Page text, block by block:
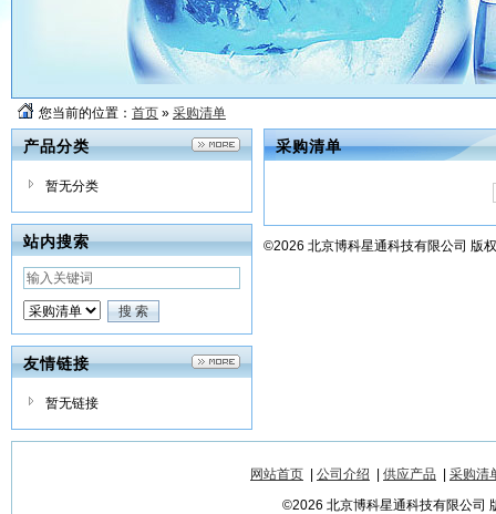
您当前的位置： 首页 » 采购清单
产品分类
暂无分类
站内搜索
友情链接
暂无链接
采购清单
©2026 北京博科星通科技有限公司 版
网站首页 公司介绍 供应产品
采购清
©2026 北京博科星通科技有限公司